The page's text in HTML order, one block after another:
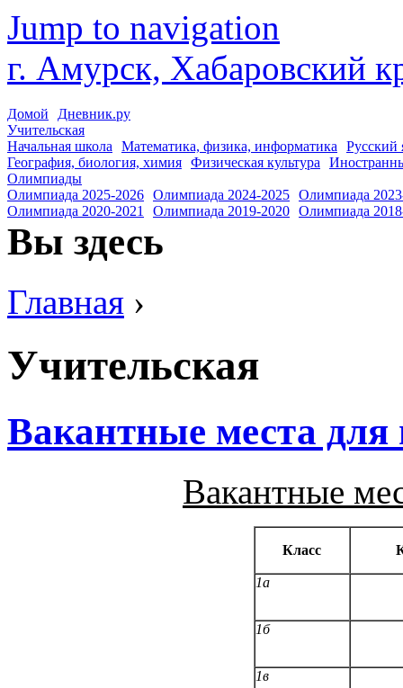
Jump to navigation
г. Амурск, Хабаровский
Домой
Дневник.ру
Учительская
Начальная школа
Математика, физика, информатика
Русский
География, биология, химия Физическая культура
Олимпиады
Олимпиада 2025-2026 Олимпиада 2024-2025 Олимпиада
Олимпиада 2020-2021
Олимпиада 2019-2020 Олимпиада
Вы здесь
Главная ›
Учительская
Вакантные места для
Вакантные
Класс
1а
1б
1в